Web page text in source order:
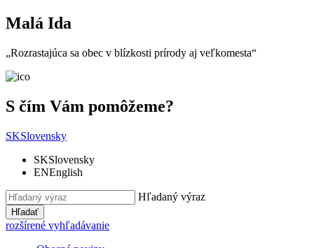
Malá Ida
„Rozrastajúca sa obec v blízkosti prírody aj veľkomesta“
S čím Vám pomôžeme?
SKSlovensky
SKSlovensky
ENEnglish
Hľadaný výraz
Hľadať
rozšírené vyhľadávanie